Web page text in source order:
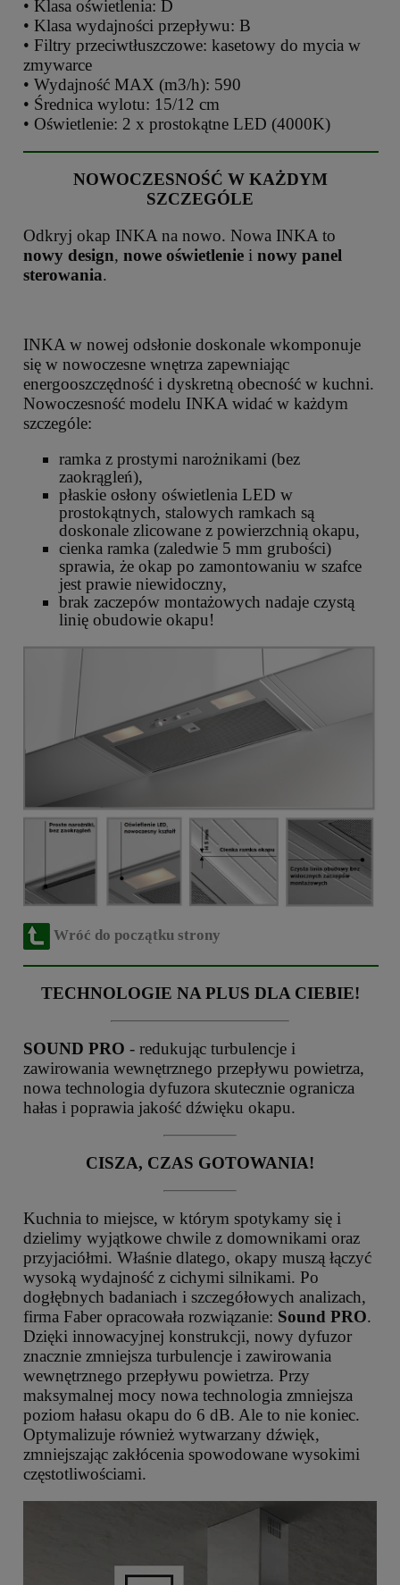
• Klasa oświetlenia: D
• Klasa wydajności przepływu: B
• Filtry przeciwtłuszczowe: kasetowy do mycia w
zmywarce
• Wydajność MAX (m3/h): 590
• Średnica wylotu: 15/12 cm
• Oświetlenie: 2 x prostokątne LED (4000K)
NOWOCZESNOŚĆ W KAŻDYM
SZCZEGÓLE
Odkryj okap INKA na nowo. Nowa INKA to
nowy design, nowe oświetlenie i nowy panel
sterowania.
INKA w nowej odsłonie doskonale wkomponuje
się w nowoczesne wnętrza zapewniając
energooszczędność i dyskretną obecność w kuchni.
Nowoczesność modelu INKA widać w każdym
szczególe:
ramka z prostymi narożnikami (bez
zaokrągleń),
płaskie osłony oświetlenia LED w
prostokątnych, stalowych ramkach są
doskonale zlicowane z powierzchnią okapu,
cienka ramka (zaledwie 5 mm grubości)
sprawia, że okap po zamontowaniu w szafce
jest prawie niewidoczny,
brak zaczepów montażowych nadaje czystą
linię obudowie okapu!
Wróć do początku strony
TECHNOLOGIE NA PLUS DLA CIEBIE!
SOUND PRO - redukując turbulencje i
zawirowania wewnętrznego przepływu powietrza,
nowa technologia dyfuzora skutecznie ogranicza
hałas i poprawia jakość dźwięku okapu.
CISZA, CZAS GOTOWANIA!
Kuchnia to miejsce, w którym spotykamy się i
dzielimy wyjątkowe chwile z domownikami oraz
przyjaciółmi. Właśnie dlatego, okapy muszą łączyć
wysoką wydajność z cichymi silnikami. Po
dogłębnych badaniach i szczegółowych analizach,
firma Faber opracowała rozwiązanie: Sound PRO.
Dzięki innowacyjnej konstrukcji, nowy dyfuzor
znacznie zmniejsza turbulencje i zawirowania
wewnętrznego przepływu powietrza. Przy
maksymalnej mocy nowa technologia zmniejsza
poziom hałasu okapu do 6 dB. Ale to nie koniec.
Optymalizuje również wytwarzany dźwięk,
zmniejszając zakłócenia spowodowane wysokimi
częstotliwościami.